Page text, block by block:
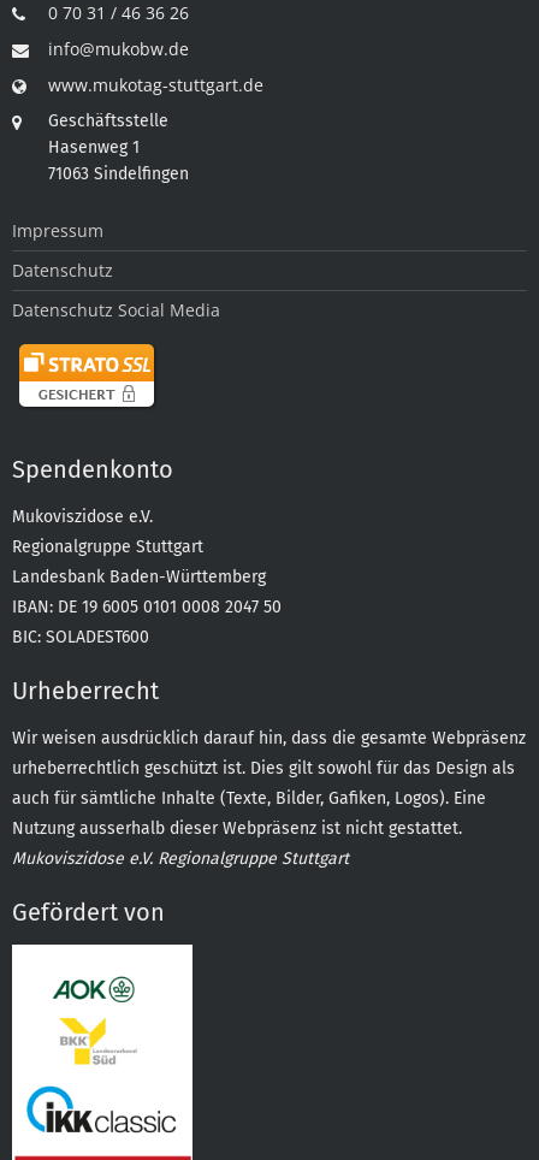
0 70 31 / 46 36 26
info@mukobw.de
www.mukotag-stuttgart.de
Geschäftsstelle
Hasenweg 1
71063 Sindelfingen
Impressum
Datenschutz
Datenschutz Social Media
Spendenkonto
Mukoviszidose e.V.
Regionalgruppe Stuttgart
Landesbank Baden-Württemberg
IBAN: DE 19 6005 0101 0008 2047 50
BIC: SOLADEST600
Urheberrecht
Wir weisen ausdrücklich darauf hin, dass die gesamte Webpräsenz
urheberrechtlich geschützt ist. Dies gilt sowohl für das Design als
auch für sämtliche Inhalte (Texte, Bilder, Gafiken, Logos). Eine
Nutzung ausserhalb dieser Webpräsenz ist nicht gestattet.
Mukoviszidose e.V. Regionalgruppe Stuttgart
Gefördert von